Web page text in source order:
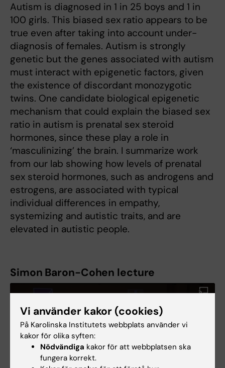
Autism is diagnosed in 1 in 25 boys and 1 in
100 girls. This biased sex ratio appears to be
true even after taking into account under-
diagnosis of females. Autism is strongly
genetic but the genes associated with autism
must interact with epigenetic factors, given
the existence of discordant monozygotic
twins. One candidate biological epigenetic
mechanism that could explain the biased sex
ratio in autism is prenatal sex steroid
hormones, since these play a role in
‘masculinizing’ the brain. I summarize work
from our lab showing how levels of prenatal
sex steroid hormones, such as androgens and
estrogens, are associated with typical
individual differences in empathy,
systemizing and autistic traits, and are
elevated in autistic people.
Simon Baron-Cohen lecture
Vi använder kakor (cookies)
På Karolinska Institutets webbplats använder vi
kakor för olika syften:
Nödvändiga kakor för att webbplatsen ska
fungera korrekt.